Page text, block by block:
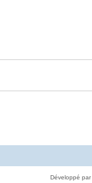
Développé par